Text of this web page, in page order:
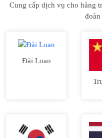
Cung cấp dịch vụ cho hàng
đoàn
Đài Loan